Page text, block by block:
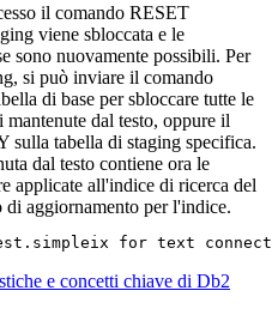
il comando RESET
viene sbloccata e le
sono nuovamente possibili. Per
si può inviare il comando
di base per sbloccare tutte le
dal testo, oppure il
sulla tabella di staging specifica.
dal testo contiene ora le
applicate all'indice di ricerca del
di aggiornamento per l'indice.
for text connect
e concetti chiave di Db2